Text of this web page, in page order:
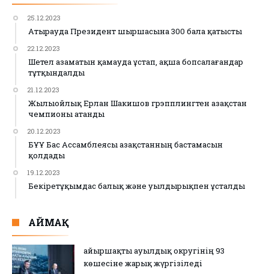
25.12.2023
Атырауда Президент шыршасына 300 бала қатысты
22.12.2023
Шетел азаматын қамауда ұстап, ақша бопсалағандар
тұтқындалды
21.12.2023
Жылыойлық Ерлан Шакишов грэпплингтен Қазақстан
чемпионы атанды
20.12.2023
БҰҰ Бас Ассамблеясы Қазақстанның бастамасын
қолдады
19.12.2023
Бекіретұқымдас балық және уылдырықпен ұсталды
АЙМАҚ
Қайыршақты ауылдық округінің 93
көшесіне жарық жүргізіледі